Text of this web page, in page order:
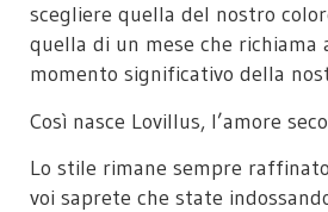
scegliere quella del nostro
quella di un mese che richiama
momento significativo della
Così nasce Lovillus, l’amore
Lo stile rimane sempre
voi saprete che state